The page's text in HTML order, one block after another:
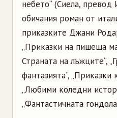
небето“ (Сиела,
обичания роман от
приказките Джани
„Приказки на пишеща
Страната на лъжците“,
фантазията“, „Приказки
„Любими коледни
„Фантастичната